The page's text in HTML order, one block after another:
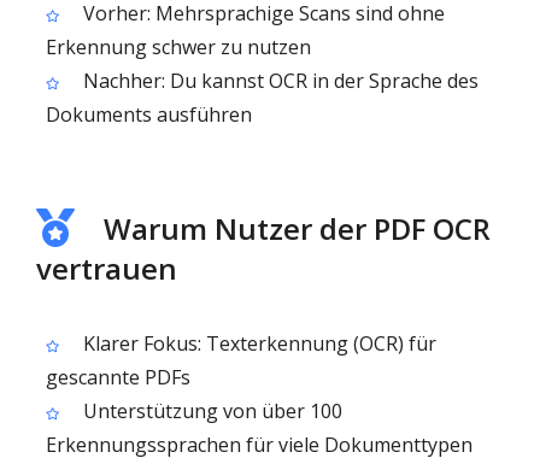
Vorher: Mehrsprachige Scans sind ohne
Erkennung schwer zu nutzen
Nachher: Du kannst OCR in der Sprache des
Dokuments ausführen
Warum Nutzer der PDF OCR
vertrauen
Klarer Fokus: Texterkennung (OCR) für
gescannte PDFs
Unterstützung von über 100
Erkennungssprachen für viele Dokumenttypen